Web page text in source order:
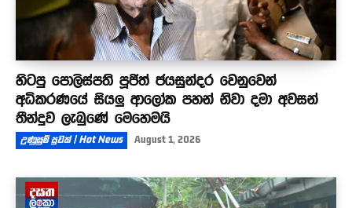
හිටපු පොලිස්පති පූජිත් ජයසුන්දර වෙනුවෙන්
අධිකරණයේ සියලු ආලෝක පහන් නිවා දමා අවසන්
තීන්දුව ලැබුණේ මෙහෙමයි
උණුසුම් පුවත් | Hot News August 1, 2026